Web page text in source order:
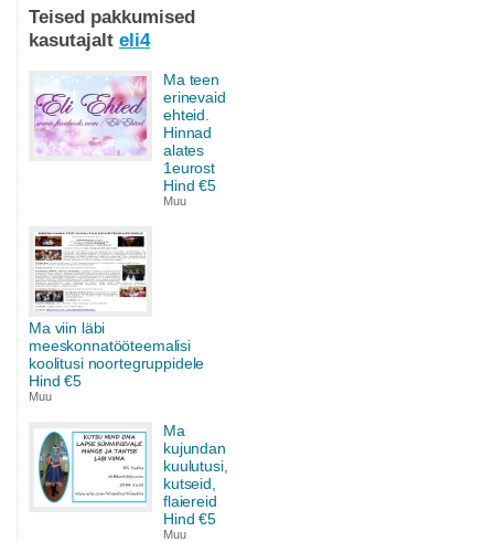
Teised pakkumised
kasutajalt eli4
Ma teen
erinevaid
ehteid.
Hinnad
alates
1eurost
Hind €5
Muu
Ma viin läbi
meeskonnatööteemalisi
koolitusi noortegruppidele
Hind €5
Muu
Ma
kujundan
kuulutusi,
kutseid,
flaiereid
Hind €5
Muu